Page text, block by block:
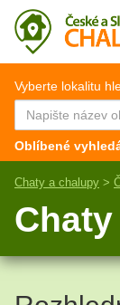
Vyberte lokalitu
Oblíbené
Chaty a chalupy >